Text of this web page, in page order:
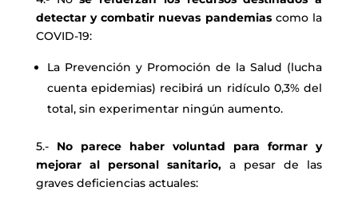
detectar y combatir nuevas pandemiascomo la
COVID-19:
La Prevención y Promoción de la Salud (lucha
cuenta epidemias) recibirá un ridículo 0,3% del
total, sin experimentar ningún aumento.
5.- No parece haber voluntad para formar y
mejorar al personal sanitario,a pesar de las
graves deficiencias actuales: